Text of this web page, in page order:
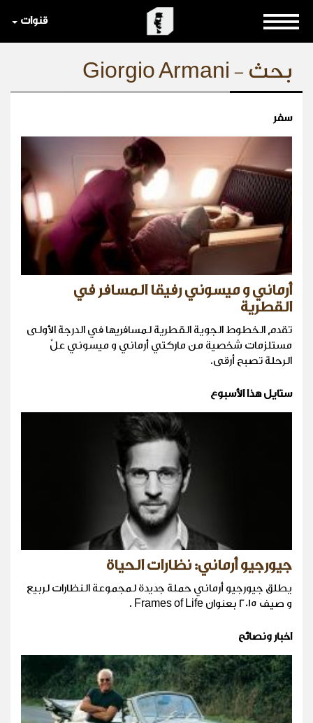
قنوات
بحث - Giorgio Armani
سفر
أرماني و ميسوني رفيقا المسافر في
القطرية
تقدم الخطوط الجوية القطرية لمسافريها في الدرجة الأولى
مستلزمات شخصية من ماركتي أرماني و ميسوني علَّ
الرحلة تصبح أرقى.
ستايل هذا الأسبوع
جيورجيو أرماني: نظارات الحياة
يطلق جيورجيو أرماني حملة جديدة لمجموعة النظارات لربيع
و صيف 2015 بعنوان Frames of Life .
اخبار ونصائح